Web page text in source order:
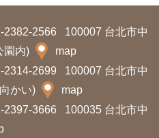
2382-2566
100007 台北市中
園内)
map
2314-2699
100007 台北市中
かい)
map
2397-3666
100035 台北市中